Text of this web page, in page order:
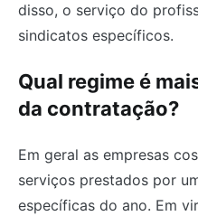
disso, o serviço do
sindicatos específicos.
Qual regime é
da contratação?
Em geral as empresas
serviços prestados por
específicas do ano. Em